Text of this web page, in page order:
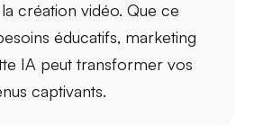
création vidéo. Que ce
éducatifs, marketing
IA peut transformer vos
captivants.